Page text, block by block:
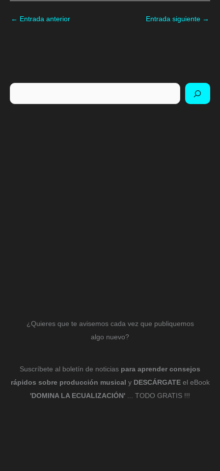
← Entrada anterior Entrada siguiente →
Buscar
¿Quieres que te avisemos cada vez que publiquemos
algo nuevo?
Suscríbete al boletín de noticias para aprender consejos
rápidos sobre producción musical y DESCÁRGATEel eBook
'DOMINA LA ECUALIZACIÓN' ... TODO GRATIS !!!